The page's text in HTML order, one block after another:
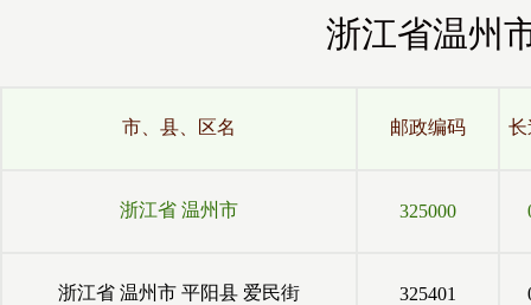
浙江省温州
市、县、区名 邮政编码 长
浙江省 温州市 325000
浙江省 温州市 平阳县 爱民街 325401